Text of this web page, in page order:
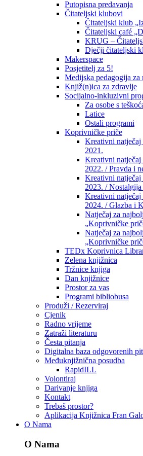
Putopisna predavanja
Čitateljski klubovi
Čitateljski klub
Čitateljski café
KRUG –
Dječji čitateljski
Makerspace
Posjetitelj za 5!
Medijska pedagogija za
Knjiž(n)ica za zdravlje
Socijalno-inkluzivni
Za osobe s
Latice
Ostali programi
Koprivničke priče
Kreativni
2021.
Kreativni
2022. / Pravda i
Kreativni
2023. /
Kreativni
2024. / Glazba i
Natječaj za
„Koprivničke
Natječaj za
„Koprivničke
TEDx Koprivnica
Zelena knjižnica
Tržnice knjiga
Dan knjižnice
Prostor za vas
Programi bibliobusa
Produži / Rezerviraj
Cjenik
Radno vrijeme
Zatraži literaturu
Česta pitanja
Digitalna baza odgovorenih
Međuknjižnična posudba
RapidILL
Volontiraj
Darivanje knjiga
Kontakt
Trebaš prostor?
Aplikacija Knjižnica Fran
O Nama
O Nama